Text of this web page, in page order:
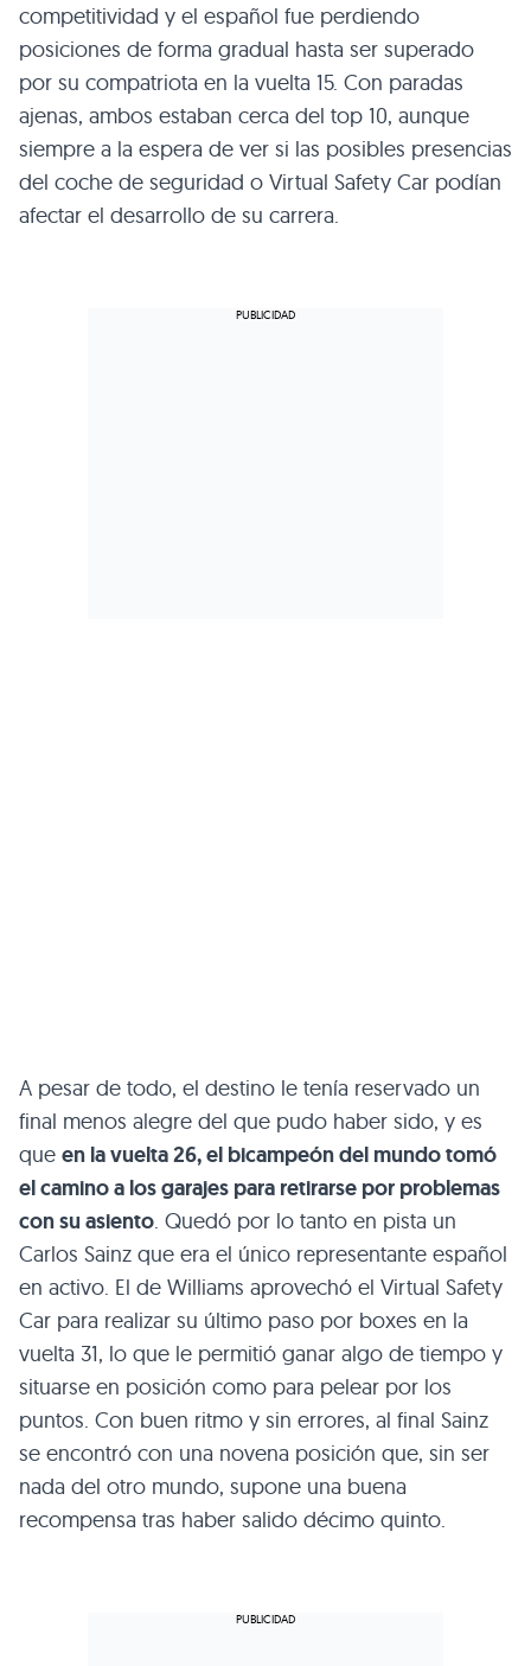
competitividad y el español fue perdiendo
posiciones de forma gradual hasta ser superado
por su compatriota en la vuelta 15. Con paradas
ajenas, ambos estaban cerca del top 10, aunque
siempre a la espera de ver si las posibles presencias
del coche de seguridad o Virtual Safety Car podían
afectar el desarrollo de su carrera.
A pesar de todo, el destino le tenía reservado un
final menos alegre del que pudo haber sido, y es
que en la vuelta 26, el bicampeón del mundo tomó
el camino a los garajes para retirarse por problemas
con su asiento. Quedó por lo tanto en pista un
Carlos Sainz que era el único representante español
en activo. El de Williams aprovechó el Virtual Safety
Car para realizar su último paso por boxes en la
vuelta 31, lo que le permitió ganar algo de tiempo y
situarse en posición como para pelear por los
puntos. Con buen ritmo y sin errores, al final Sainz
se encontró con una novena posición que, sin ser
nada del otro mundo, supone una buena
recompensa tras haber salido décimo quinto.